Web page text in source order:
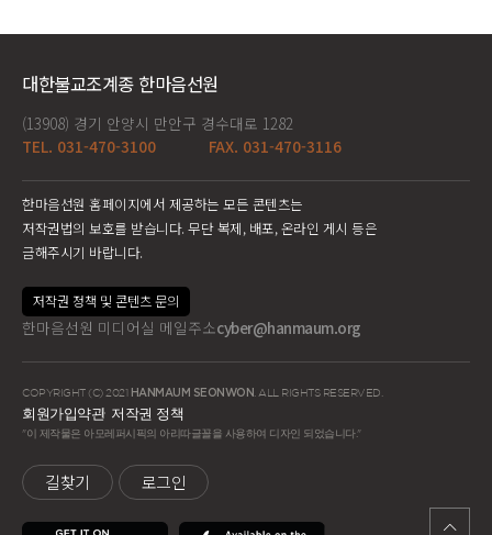
대한불교조계종 한마음선원
(13908) 경기 안양시 만안구 경수대로 1282
TEL. 031-470-3100
FAX. 031-470-3116
한마음선원 홈페이지에서 제공하는 모든 콘텐츠는
저작권법의 보호를 받습니다. 무단 복제, 배포, 온라인 게시 등은
금해주시기 바랍니다.
저작권 정책 및 콘텐츠 문의
한마음선원 미디어실 메일주소cyber@hanmaum.org
COPYRIGHT (C) 2021 HANMAUM SEONWON . ALL RIGHTS RESERVED.
회원가입약관 저작권 정책
"이 제작물은 아모레퍼시픽의 아리따글꼴을 사용하여 디자인 되었습니다."
길찾기 로그인